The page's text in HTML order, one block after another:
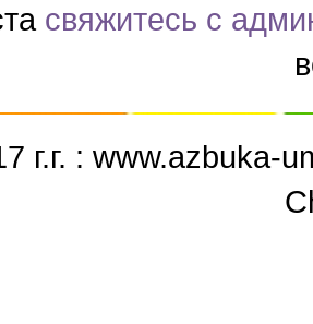
свяжитесь с
г.г. : www.azbuka-